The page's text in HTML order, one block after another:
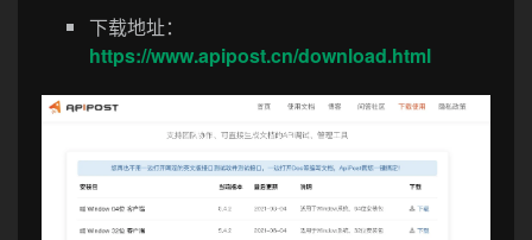
下载地址：
https://www.apipost.cn/download.html